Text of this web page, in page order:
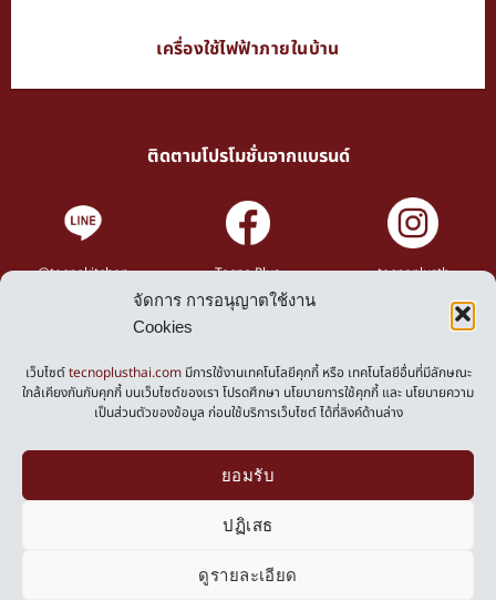
จัดการ การอนุญาตใช้งาน
Cookies
เว็บไซต์tecnoplusthai.comมีการใช้งานเทคโนโลยีคุกกี้ หรือ เทคโนโลยีอื่นที่มีลักษณะ
ใกล้เคียงกันกับคุกกี้ บนเว็บไซต์ของเรา โปรดศึกษา นโยบายการใช้คุกกี้ และ นโยบายความ
เป็นส่วนตัวของข้อมูล ก่อนใช้บริการเว็บไซต์ ได้ที่ลิงค์ด้านล่าง
ยอมรับ
ปฏิเสธ
ดูรายละเอียด
เครื่องใช้ไฟฟ้าภายในบ้าน
ติดตามโปรโมชั่นจากแบรนด์
@tecnokitchen Tecno Plus tecnoplusth
Privacy Policy
Cookies Policy